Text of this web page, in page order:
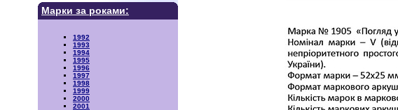
Марки за роками:
1992
1993
1994
1995
1996
1997
1998
1999
2000
2001